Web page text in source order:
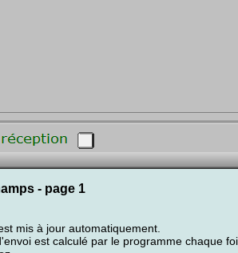
- page 1
mis à jour automatiquement.
est calculé par le programme chaque